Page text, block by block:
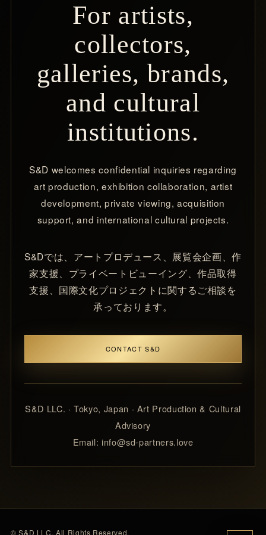
For artists,
collectors,
galleries, brands,
and cultural
institutions.
S&D welcomes confidential inquiries regarding
art production, exhibition collaboration, artist
development, private viewing, acquisition
support, and international cultural projects.
S&Dでは、アートプロデュース、展覧会企画、作
家支援、プライベートビューイング、作品取得
支援、国際文化プロジェクトに関するご相談を
承っております。
CONTACT S&D
S&D LLC. · Tokyo, Japan · Art Production & Cultural
Advisory
Email: info@sd-partners.love
© S&D LLC. All Rights Reserved.